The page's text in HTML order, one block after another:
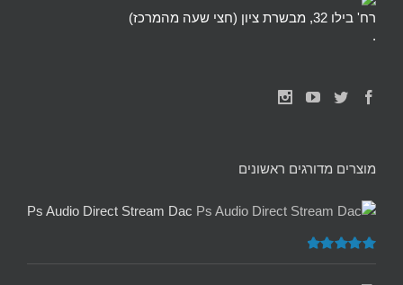
רח' בילו 32, מבשרת ציון (חצי שעה מהמרכז)
.
מוצרים מדורגים ראשונים
Ps Audio Direct Stream Dac
דורג5.00